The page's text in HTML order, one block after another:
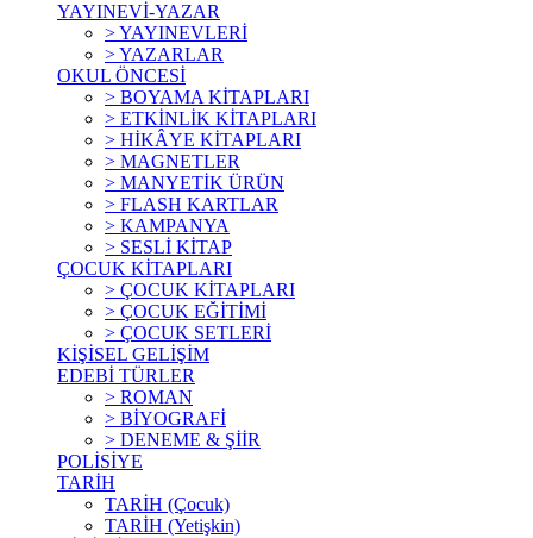
YAYINEVİ-YAZAR
> YAYINEVLERİ
> YAZARLAR
OKUL ÖNCESİ
> BOYAMA KİTAPLARI
> ETKİNLİK KİTAPLARI
> HİKÂYE KİTAPLARI
> MAGNETLER
> MANYETİK ÜRÜN
> FLASH KARTLAR
> KAMPANYA
> SESLİ KİTAP
ÇOCUK KİTAPLARI
> ÇOCUK KİTAPLARI
> ÇOCUK EĞİTİMİ
> ÇOCUK SETLERİ
KİŞİSEL GELİŞİM
EDEBİ TÜRLER
> ROMAN
> BİYOGRAFİ
> DENEME & ŞİİR
POLİSİYE
TARİH
TARİH (Çocuk)
TARİH (Yetişkin)